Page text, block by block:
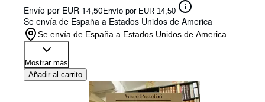
Envío por EUR 14,50Envío por EUR 14,50
Se envía de España a Estados Unidos de America
Se envía de España a Estados Unidos de America
Mostrar más
Añadir al carrito